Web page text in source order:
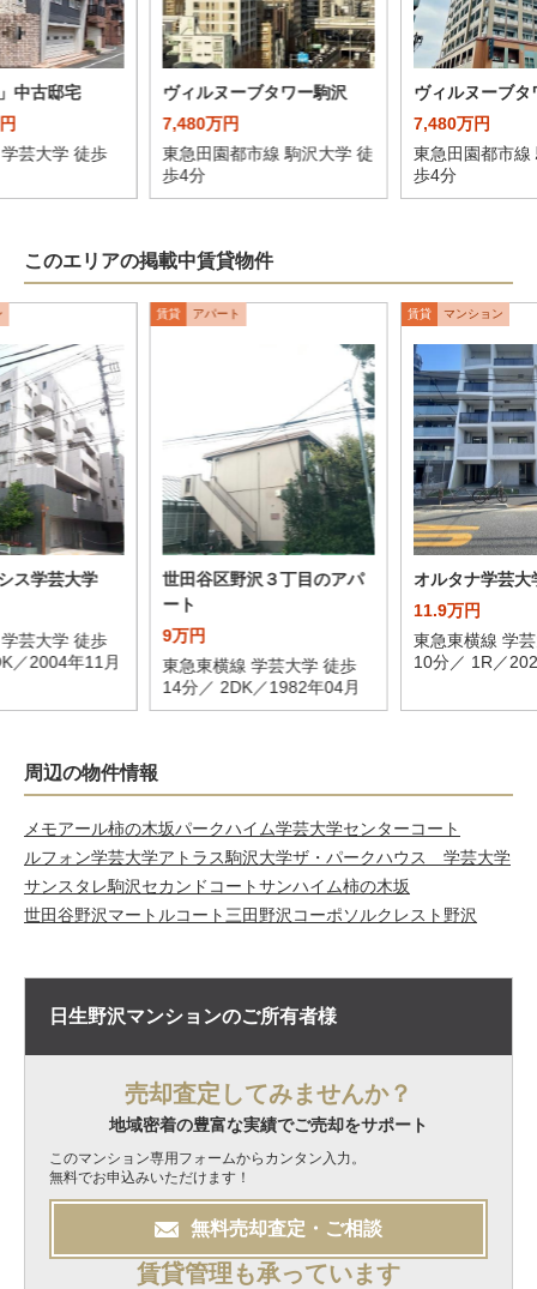
中古邸宅
芸大学 徒歩
ヴィルヌーブタワー駒沢
7,480万円
東急田園都市線 駒沢大学 徒
歩4分
ヴィルヌーブタ
7,480万円
東急田園都市線
歩4分
このエリアの掲載中賃貸物件
ス学芸大学
芸大学 徒歩
／2004年11月
賃貸 アパート
世田谷区野沢３丁目のアパ
ート
9万円
東急東横線 学芸大学 徒歩
14分／ 2DK／1982年04月
賃貸 マンション
オルタナ学芸大
11.9万円
東急東横線 学
10分／ 1R／
周辺の物件情報
メモアール柿の木坂パークハイム学芸大学センターコート
ルフォン学芸大学アトラス駒沢大学ザ・パークハウス 学芸大学
サンスタレ駒沢セカンドコートサンハイム柿の木坂
世田谷野沢マートルコート三田野沢コーポソルクレスト野沢
日生野沢マンションのご所有者様
売却査定してみませんか？
地域密着の豊富な実績でご売却をサポート
このマンション専用フォームからカンタン入力。
無料でお申込みいただけます！
無料売却査定・ご相談
賃貸管理も承っています